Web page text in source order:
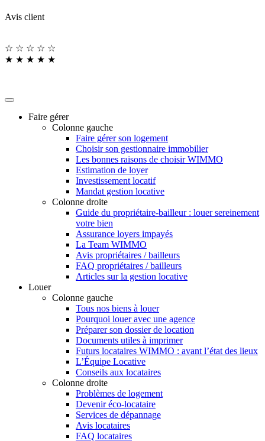
Avis client
☆ ☆ ☆ ☆ ☆
★ ★ ★ ★ ★
Faire gérer
Colonne gauche
Faire gérer son logement
Choisir son gestionnaire immobilier
Les bonnes raisons de choisir WIMMO
Estimation de loyer
Investissement locatif
Mandat gestion locative
Colonne droite
Guide du propriétaire-bailleur : louer sereinement
votre bien
Assurance loyers impayés
La Team WIMMO
Avis propriétaires / bailleurs
FAQ propriétaires / bailleurs
Articles sur la gestion locative
Louer
Colonne gauche
Tous nos biens à louer
Pourquoi louer avec une agence
Préparer son dossier de location
Documents utiles à imprimer
Futurs locataires WIMMO : avant l’état des lieux
L’Équipe Locative
Conseils aux locataires
Colonne droite
Problèmes de logement
Devenir éco-locataire
Services de dépannage
Avis locataires
FAQ locataires